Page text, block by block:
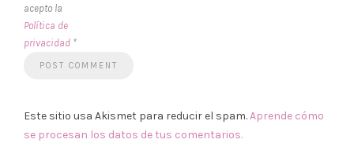
acepto la
Política de
privacidad *
Este sitio usa Akismet para reducir el spam.Aprende cómo
se procesan los datos de tus comentarios.